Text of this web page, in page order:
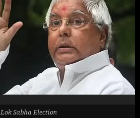
Lok Sabha Election